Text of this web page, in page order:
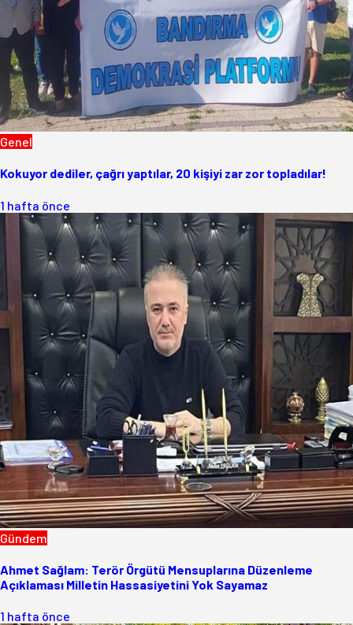
Genel
Kokuyor dediler, çağrı yaptılar, 20 kişiyi zar zor topladılar!
1 hafta önce
Gündem
Ahmet Sağlam: Terör Örgütü Mensuplarına Düzenleme
Açıklaması Milletin Hassasiyetini Yok Sayamaz
1 hafta önce